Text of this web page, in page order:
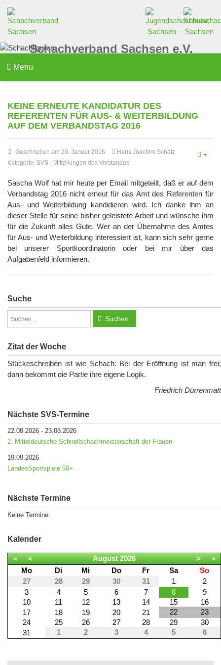
Schachverband Sachsen e.V.
Menu
KEINE ERNEUTE KANDIDATUR DES
REFERENTEN FÜR AUS- & WEITERBILDUNG
AUF DEM VERBANDSTAG 2016
Geschrieben am 20. Januar 2016
Hans Joachim Schätz
Kategorie: SVS - Mitteilungen des Vorstandes
Sascha Wolf hat mir heute per Email mitgeteilt, daß er auf dem
Verbandstag 2016 nicht erneut für das Amt des Referenten für
Aus- und Weiterbildung kandidieren wird. Ich danke ihm an
dieser Stelle für seine bisher geleistete Arbeit und wünsche ihm
für die Zukunft alles Gute. Wer an der Übernahme des Amtes
für Aus- und Weiterbildung interessiert ist, kann sich sehr gerne
bei unserer Sportkoordinatorin oder bei mir über das
Aufgabenfeld informieren.
Suche
Suchen
Zitat der Woche
Stückeschreiben ist wie Schach: Bei der Eröffnung ist man frei;
dann bekommt die Partie ihre eigene Logik.
Friedrich Dürrenmatt
Nächste SVS-Termine
22.08.2026 - 23.08.2026
2. Mitteldeutsche Schnellschachmeisterschaft der Frauen
19.09.2026
LandesSportspiele 50+
Nächste Termine
Keine Termine
Kalender
« < August 2026 >
»
Mo
Di Mi Do Fr Sa
So
27
28 29 30 31 1
2
3
4 5 6 7 8
9
10
11 12 13 14 15
16
17
18 19 20 21 22
23
24
25 26 27 28 29
30
31
1 2 3 4 5 6